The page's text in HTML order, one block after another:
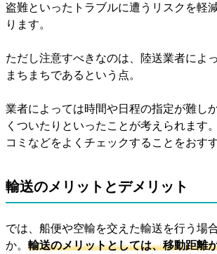
盗難といったトラブルに遭うリスクを軽
ります。
ただし注意すべきなのは、陸送業者によ
まちまちであるという点。
業者によっては時間や日程の指定が難し
くついたりといったことが考えられます
コミなどをよくチェックすることをおす
輸送のメリットとデメリット
では、船便や空輸を交えた輸送を行う場
か。 輸送のメリットとしては、移動距離